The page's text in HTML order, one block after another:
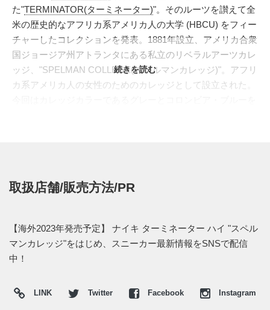
た"TERMINATOR(ターミネーター)"。そのルーツを讃えて全
米の歴史的なアフリカ系アメリカ人の大学 (HBCU) をフィー
チャーしたコレクションを発表。1881年設立、アメリカ合衆
国ジョージア州アトランタにある私立のリベラルアーツカレ
ッジ、"SPELMAN COLLEGE(スペルマンカレッジ)"。アフリ
カ系アメリカ人の女性のためのカレッジとして設立された。
グラフィックが描かれている。
報告したい。
続きを読む
取扱店舗/販売方法/PR
【海外2023年発売予定】 ナイキ ターミネーター ハイ "スペル
マンカレッジ"をはじめ、スニーカー最新情報をSNSで配信
中！
LINK Twitter Facebook Instagram